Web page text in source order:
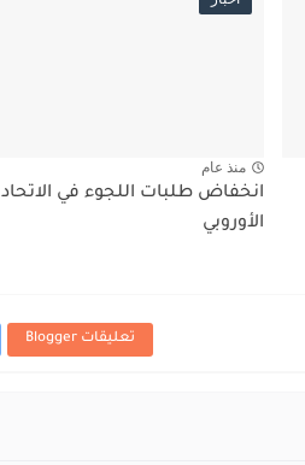
منذ عام
انخفاض طلبات اللجوء في الاتحاد
الأوروبي
تعليقات Blogger